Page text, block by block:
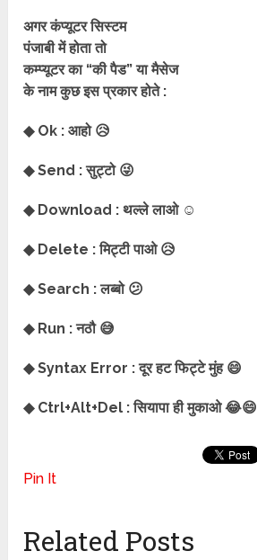
अगर कंप्यूटर सिस्टम
पंजाबी में होता तो
कम्प्यूटर का “की पैड” या मैसेज
के नाम कुछ इस प्रकार होते :
◆ Ok : आहो 😥
◆ Send : सुट्टो 😜
◆ Download : थल्ले लाओ ☺
◆ Delete : मिट्टी पाओ 😥
◆ Search : लब्बो 😕
◆ Run : नठौ 😅
◆ Syntax Error : दूर हट फिट्टे मुंह 😄
◆ Ctrl+Alt+Del : सियापा ही मुकाओ 😂😄
Pin It
Related Posts